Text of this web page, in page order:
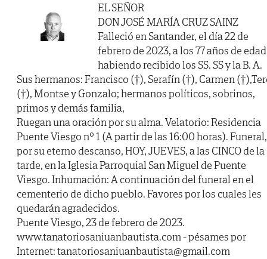
EL SEÑOR
DON JOSÉ MARÍA CRUZ SAINZ
Falleció en Santander, el día 22 de
febrero de 2023, a los 77 años de
habiendo recibido los SS. SS y la B. A.
Sus hermanos: Francisco (†), Serafín (†), Carmen
(†), Montse y Gonzalo; hermanos políticos, sobrinos,
primos y demás familia,
Ruegan una oración por su alma. Velatorio: Residencia
Puente Viesgo nº 1 (A partir de las 16:00 horas). Funeral,
por su eterno descanso, HOY, JUEVES, a las CINCO de la
tarde, en la Iglesia Parroquial San Miguel de Puente
Viesgo. Inhumación: A continuación del funeral en el
cementerio de dicho pueblo. Favores por los cuales les
quedarán agradecidos.
Puente Viesgo, 23 de febrero de 2023.
www.tanatoriosaniuanbautista.com - pésames por
Internet: tanatoriosaniuanbautista@gmail.com